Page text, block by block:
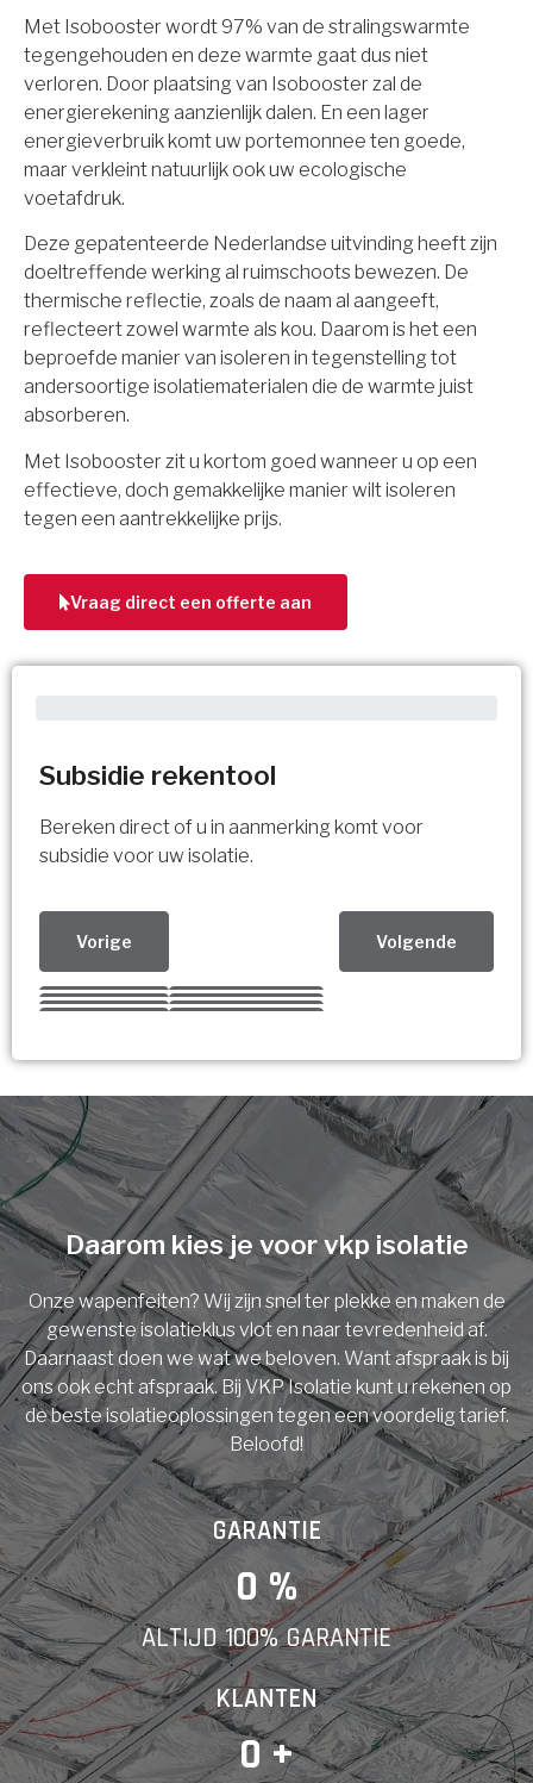
Subsidie rekentool
Bereken direct of u in aanmerking komt voor
subsidie voor uw isolatie.
Vorige Volgende
Kies uw Isolatiemaatregel
Meerdere keuzes mogelijk
Isolatiemaatregel
Spouwisolatie
Vloerisolatie
Dakisolatie
Gevelisolatie
Vorige Volgende
Vorige Volgende
U komt in aanmerking voor
subsidie!
Vul uw gegevens in en ontvang nu direct uw
berekening per mail.
Voornaam
Achternaam
E-mail
Telefoonnummer
Met Isobooster wordt 97% van de stralingswarmte
tegengehouden en deze warmte gaat dus niet
verloren. Door plaatsing van Isobooster zal de
energierekening aanzienlijk dalen. En een lager
energieverbruik komt uw portemonnee ten goede,
maar verkleint natuurlijk ook uw ecologische
voetafdruk.
Deze gepatenteerde Nederlandse uitvinding heeft zijn
doeltreffende werking al ruimschoots bewezen. De
thermische reflectie, zoals de naam al aangeeft,
reflecteert zowel warmte als kou. Daarom is het een
beproefde manier van isoleren in tegenstelling tot
andersoortige isolatiematerialen die de warmte juist
absorberen.
Met Isobooster zit u kortom goed wanneer u op een
effectieve, doch gemakkelijke manier wilt isoleren
tegen een aantrekkelijke prijs.
Vraag direct een offerte aan
Daarom kies je voor vkp isolatie
Onze wapenfeiten? Wij zijn snel ter plekke en maken de
gewenste isolatieklus vlot en naar tevredenheid af.
Daarnaast doen we wat we beloven. Want afspraak is bij
ons ook echt afspraak. Bij VKP Isolatie kunt u rekenen op
de beste isolatieoplossingen tegen een voordelig tarief.
Beloofd!
GARANTIE
0 %
ALTIJD 100% GARANTIE
KLANTEN
0 +